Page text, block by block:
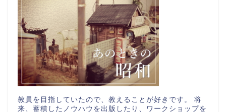
教員を目指していたので、教えることが好きです。 将
来、蓄積したノウハウを出版したり、ワークショップを